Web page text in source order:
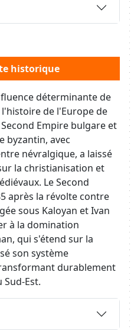
historique
déterminante de
de l'Europe de
Empire bulgare et
byzantin, avec
névralgique, a laissé
la christianisation et
Le Second
après la révolte contre
sous Kaloyan et Ivan
à la domination
qui s'étend sur la
son système
durablement
Est.